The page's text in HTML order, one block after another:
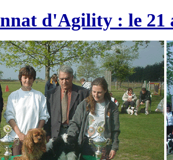
d'Agility : le 21